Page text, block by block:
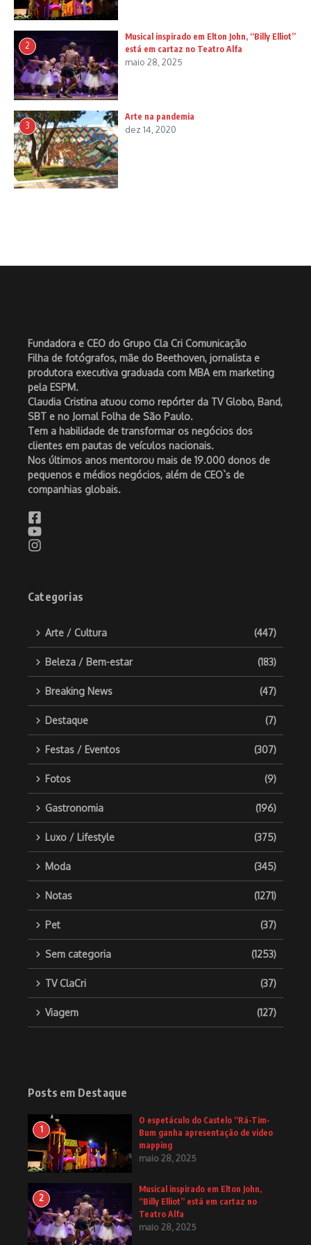
2
Musical inspirado em Elton John, “Billy Elliot”
está em cartaz no Teatro Alfa
maio 28, 2025
3
Arte na pandemia
dez 14, 2020
Fundadora e CEO do Grupo Cla Cri Comunicação
Filha de fotógrafos, mãe do Beethoven, jornalista e
produtora executiva graduada com MBA em marketing
pela ESPM.
Claudia Cristina atuou como repórter da TV Globo, Band,
SBT e no Jornal Folha de São Paulo.
Tem a habilidade de transformar os negócios dos
clientes em pautas de veículos nacionais.
Nos últimos anos mentorou mais de 19.000 donos de
pequenos e médios negócios, além de CEO`s de
companhias globais.
Categorias
Arte / Cultura (447)
Beleza / Bem-estar (183)
Breaking News (47)
Destaque (7)
Festas / Eventos (307)
Fotos (9)
Gastronomia (196)
Luxo / Lifestyle (375)
Moda (345)
Notas (1271)
Pet (37)
Sem categoria (1253)
TV ClaCri (37)
Viagem (127)
Posts em Destaque
1
O espetáculo do Castelo “Rá-Tim-
Bum ganha apresentação de video
mapping
maio 28, 2025
2
Musical inspirado em Elton John,
“Billy Elliot” está em cartaz no
Teatro Alfa
maio 28, 2025